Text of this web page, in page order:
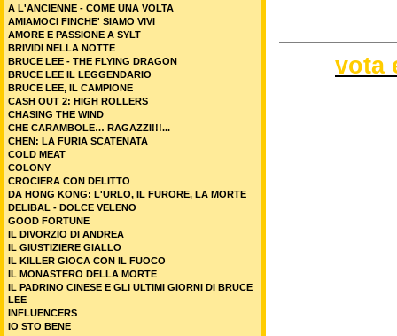
vota
A L'ANCIENNE - COME UNA VOLTA
AMIAMOCI FINCHE' SIAMO VIVI
AMORE E PASSIONE A SYLT
BRIVIDI NELLA NOTTE
BRUCE LEE - THE FLYING DRAGON
BRUCE LEE IL LEGGENDARIO
BRUCE LEE, IL CAMPIONE
CASH OUT 2: HIGH ROLLERS
CHASING THE WIND
CHE CARAMBOLE… RAGAZZI!!!...
CHEN: LA FURIA SCATENATA
COLD MEAT
COLONY
CROCIERA CON DELITTO
DA HONG KONG: L'URLO, IL FURORE, LA MORTE
DELIBAL - DOLCE VELENO
GOOD FORTUNE
IL DIVORZIO DI ANDREA
IL GIUSTIZIERE GIALLO
IL KILLER GIOCA CON IL FUOCO
IL MONASTERO DELLA MORTE
IL PADRINO CINESE E GLI ULTIMI GIORNI DI BRUCE
LEE
INFLUENCERS
IO STO BENE